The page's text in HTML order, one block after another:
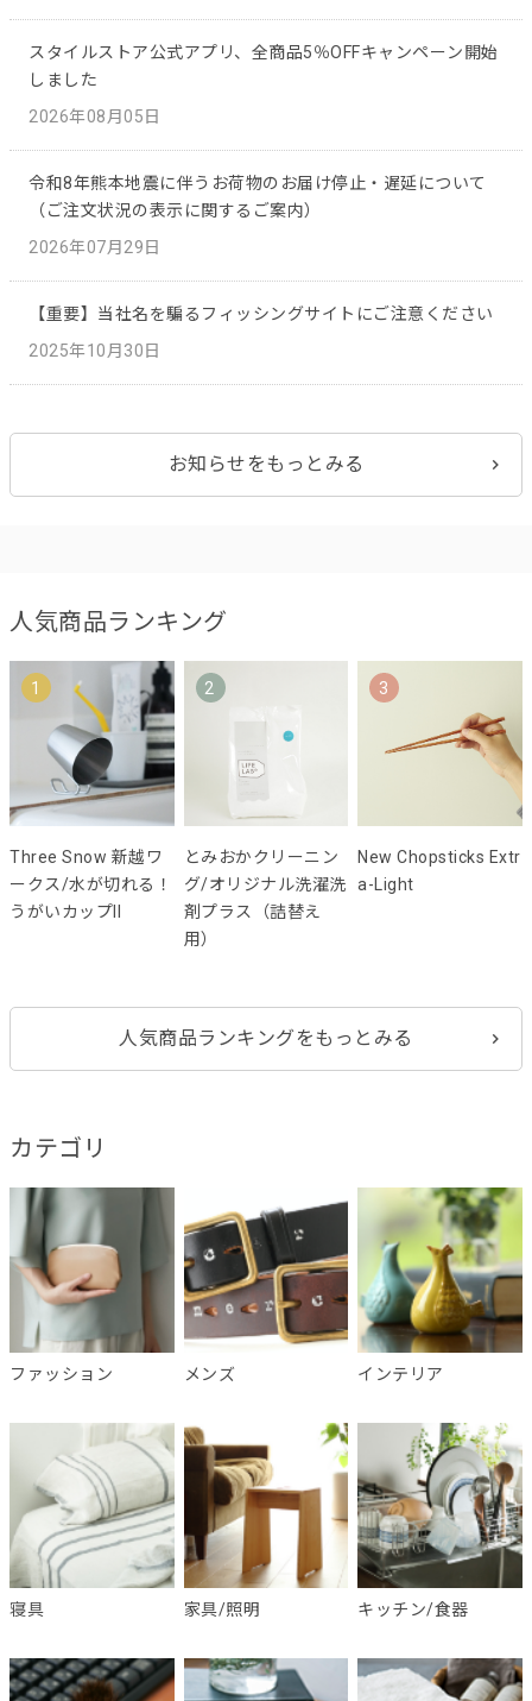
スタイルストア公式アプリ、全商品5％OFFキャンペーン開始
しました
2026年08月05日
令和8年熊本地震に伴うお荷物のお届け停止・遅延について
（ご注文状況の表示に関するご案内）
2026年07月29日
【重要】当社名を騙るフィッシングサイトにご注意ください
2025年10月30日
お知らせをもっとみる
人気商品ランキング
1
Three Snow 新越ワ
ークス/水が切れる！
うがいカップII
2
とみおかクリーニン
グ/オリジナル洗濯洗
剤プラス（詰替え
用）
3
New Chopsticks Extr
a-Light
人気商品ランキングをもっとみる
カテゴリ
ファッション メンズ インテリア
寝具 家具/照明 キッチン/食器